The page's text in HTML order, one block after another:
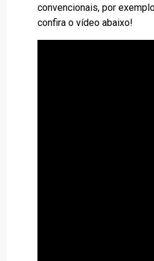
convencionais, por
confira o vídeo abaixo!